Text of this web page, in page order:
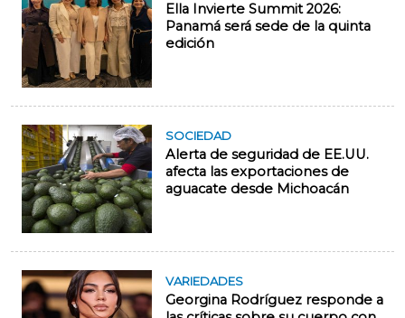
Ella Invierte Summit 2026:
Panamá será sede de la quinta
edición
SOCIEDAD
Alerta de seguridad de EE.UU.
afecta las exportaciones de
aguacate desde Michoacán
VARIEDADES
Georgina Rodríguez responde a